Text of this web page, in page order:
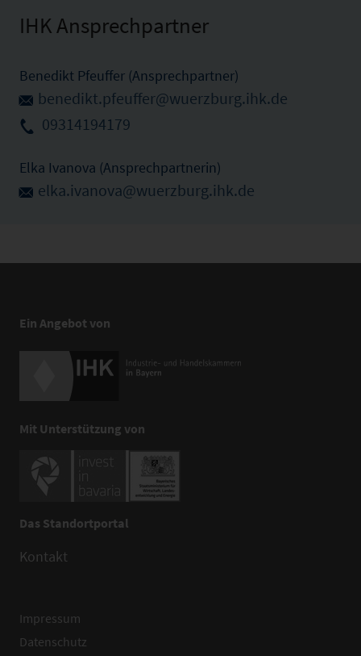
IHK Ansprechpartner
Benedikt Pfeuffer (Ansprechpartner)
benedikt.pfeuffer@wuerzburg.ihk.de
09314194179
Elka Ivanova (Ansprechpartnerin)
elka.ivanova@wuerzburg.ihk.de
Ein Angebot von
Mit Unterstützung von
Das Standortportal
Kontakt
Impressum
Datenschutz